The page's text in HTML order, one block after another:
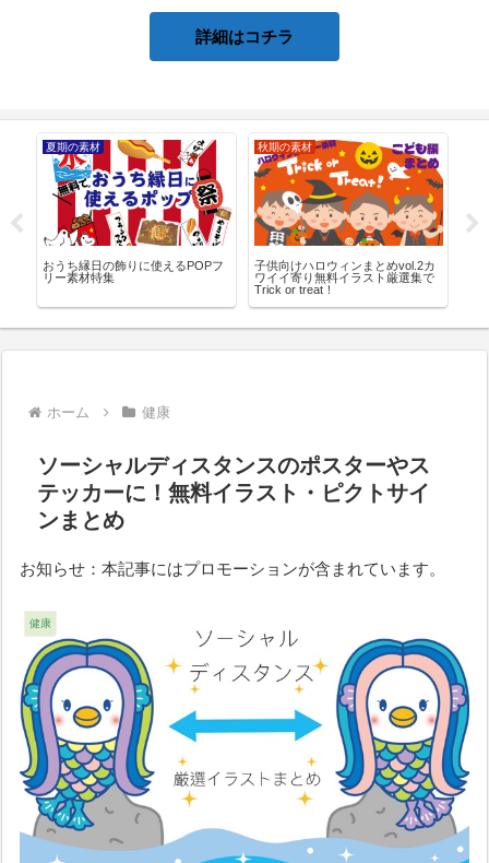
詳細はコチラ
夏期の素材
おうち縁日の飾りに使えるPOPフ
リー素材特集
秋期の素材
子供向けハロウィンまとめvol.2カ
ワイイ寄り無料イラスト厳選集で
Trick or treat！
ホーム 健康
ソーシャルディスタンスのポスターやス
テッカーに！無料イラスト・ピクトサイ
ンまとめ
お知らせ：本記事にはプロモーションが含まれています。
健康